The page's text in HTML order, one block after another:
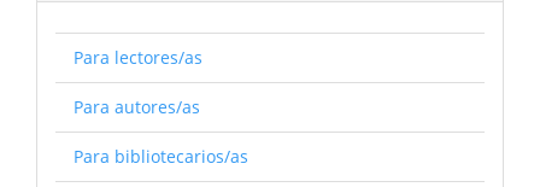
Para lectores/as
Para autores/as
Para bibliotecarios/as